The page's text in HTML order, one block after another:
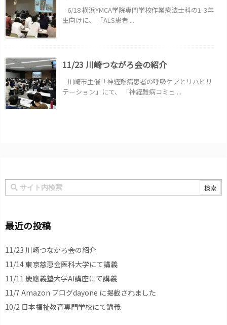
6/18 横浜YMCA学院専門学校作業療法士科の1-3年
生向けに、 「ALS患者 ...
11/23 川崎つながろ会の紹介
川崎市主催「神経難病患者の呼吸ケアとリハビリ
テーション」にて、 「神経難病コミュ ...
最近の投稿
11/23 川崎つながろ会の紹介
11/14 東京慈恵会医科大学にて講義
11/11 慶應義塾大学AI講座にて講義
11/7 Amazon ブログdayone に掲載されました
10/2 日本福祉教育専門学校にて講義